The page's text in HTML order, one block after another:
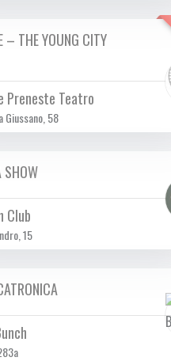
09 A DOM 26/11 2023
– THE YOUNG CITY
Preneste Teatro
Giussano, 58
09 A SAB 29/06 2024
SHOW
Club
15
2023